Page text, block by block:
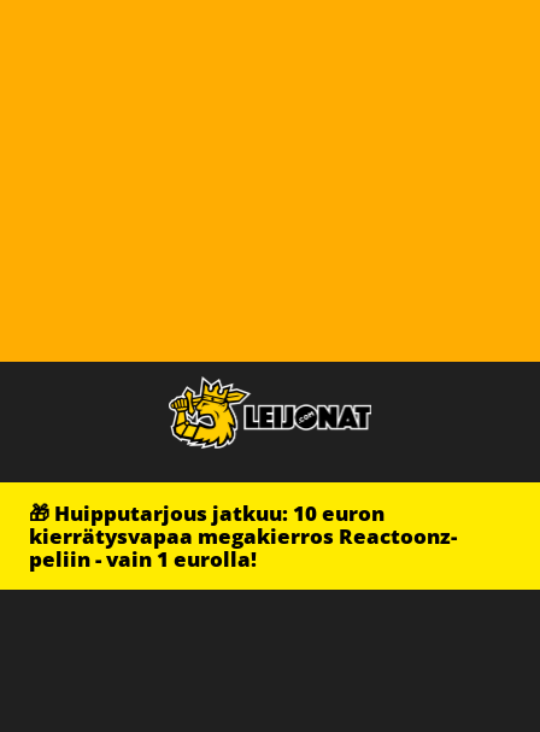
🎁 Huipputarjous jatkuu: 10 euron
kierrätysvapaa megakierros Reactoonz-
peliin - vain 1 eurolla!